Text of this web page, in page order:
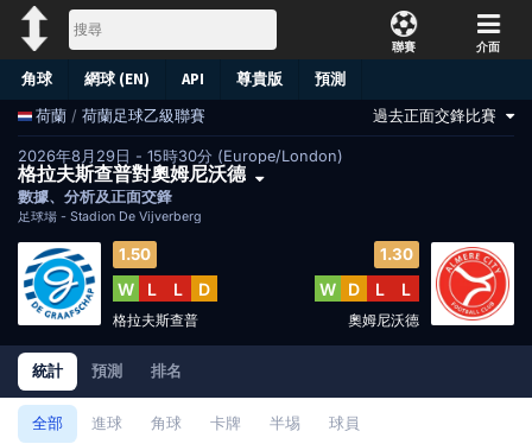
聯賽 介面
角球 網球 (EN) API 尊貴版 預測
荷蘭 / 荷蘭足球乙級聯賽 過去正面交鋒比賽
2026年8月29日 - 15時30分 (Europe/London)
格拉夫斯查普對奧姆尼沃德
數據、分析及正面交鋒
足球場 - Stadion De Vijverberg
1.50
W L L D
格拉夫斯查普
1.30
W D L L
奧姆尼沃德
統計 預測 排名
全部 進球 角球 卡牌 半埸 球員